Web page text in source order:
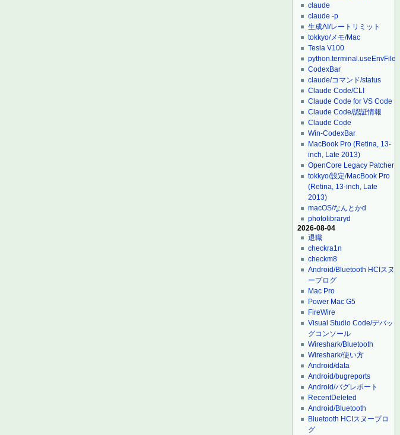
claude
claude -p
生成AI/レートリミット
tokkyo/メモ/Mac
Tesla V100
python.terminal.useEnvFile
CodexBar
claude/コマンド/status
Claude Code/CLI
Claude Code for VS Code
Claude Code/認証情報
Claude Code
Win-CodexBar
MacBook Pro (Retina, 13-
inch, Late 2013)
OpenCore Legacy Patcher
tokkyo/設定/MacBook Pro
(Retina, 13-inch, Late
2013)
macOS/なんとかd
photolibraryd
2026-08-04
退職
checkra1n
checkm8
Android/Bluetooth HCIスヌ
ープログ
Mac Pro
Power Mac G5
FireWire
Visual Studio Code/デバッ
グコンソール
Wireshark/Bluetooth
Wireshark/使い方
Android/data
Android/bugreports
Android/バグレポート
RecentDeleted
Android/Bluetooth
Bluetooth HCIスヌープロ
グ